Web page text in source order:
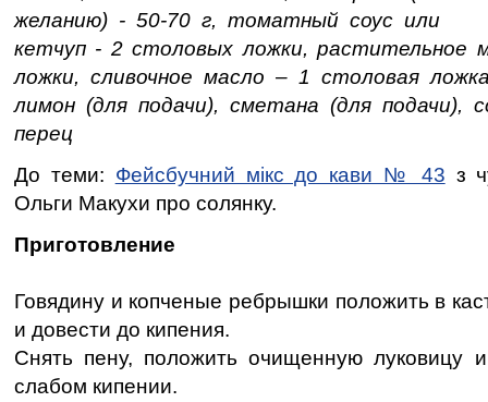
желанию) - 50-70 г, томатный соус или
кетчуп - 2 столовых ложки, растительное
ложки, сливочное масло – 1 столовая
лимон (для подачи), сметана (для подачи),
перец
До теми: Фейсбучний мікс до кави № 43 з
Ольги Макухи про солянку.
Приготовление
Говядину и копченые ребрышки положить в
и довести до кипения.
Снять пену, положить очищенную луковицу
слабом кипении.